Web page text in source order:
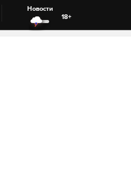
Новости
18+